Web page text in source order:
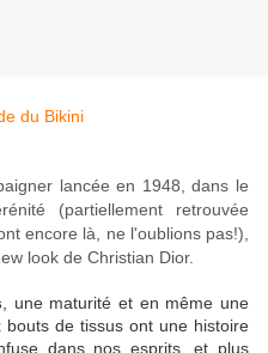
lancée en 1948, dans le
(partiellement retrouvée
encore là, ne l'oublions pas!),
look de Christian Dior.
, une maturité et en même une
de tissus ont une histoire
dans nos esprits, et plus